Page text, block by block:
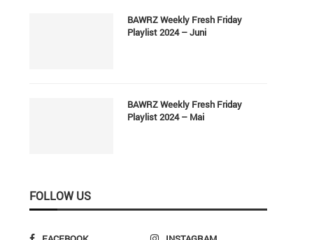
BAWRZ Weekly Fresh Friday
Playlist 2024 – Juni
BAWRZ Weekly Fresh Friday
Playlist 2024 – Mai
FOLLOW US